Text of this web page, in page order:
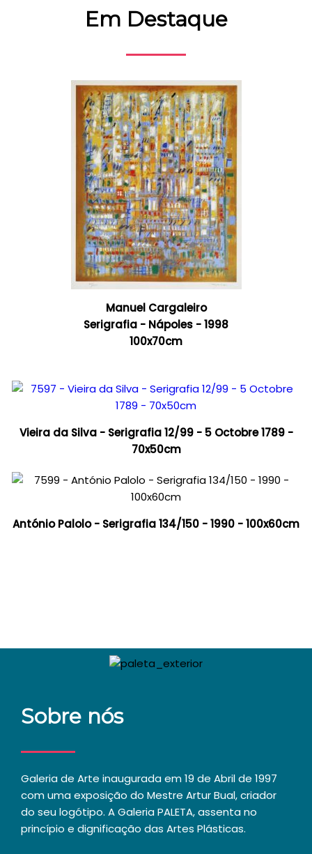
Em Destaque
Manuel Cargaleiro
Serigrafia - Nápoles - 1998
100x70cm
Vieira da Silva - Serigrafia 12/99 - 5 Octobre 1789 -
70x50cm
António Palolo - Serigrafia 134/150 - 1990 - 100x60cm
Sobre nós
Galeria de Arte inaugurada em 19 de Abril de 1997
com uma exposição do Mestre Artur Bual, criador
do seu logótipo. A Galeria PALETA, assenta no
princípio e dignificação das Artes Plásticas.